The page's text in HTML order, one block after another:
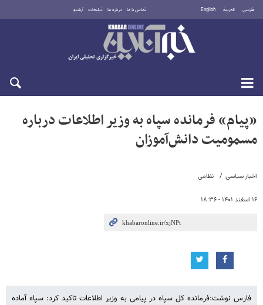
فارسی العربية English تماس با ما درباره ما تبلیغات آرشیو
شنبه ۱۷ مرداد ۱۴۰۵
اخبار سیاسی نظامی
۱۶ اسفند ۱۴۰۱ - ۱۸:۳۶
«پیام» فرمانده سپاه به وزیر اطلاعات درباره
مسمومیت دانش‌آموزان
فارس نوشت:فرمانده کل سپاه در پیامی به وزیر اطلاعات تاکید کرد: سپاه آماده